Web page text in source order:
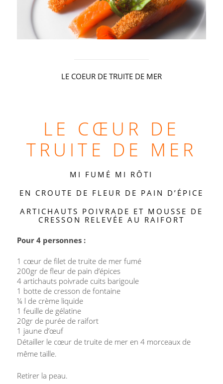
LE COEUR DE TRUITE DE MER
LE CŒUR DE
TRUITE DE MER
MI FUMÉ MI RÔTI
EN CROUTE DE FLEUR DE PAIN D’ÉPICE
ARTICHAUTS POIVRADE ET MOUSSE DE
CRESSON RELEVÉE AU RAIFORT
Pour 4 personnes :
1 cœur de filet de truite de mer fumé
200gr de fleur de pain d’épices
4 artichauts poivrade cuits barigoule
1 botte de cresson de fontaine
¼ l de crème liquide
1 feuille de gélatine
20gr de purée de raifort
1 jaune d’œuf
Détailler le cœur de truite de mer en 4 morceaux de
même taille.
Retirer la peau.